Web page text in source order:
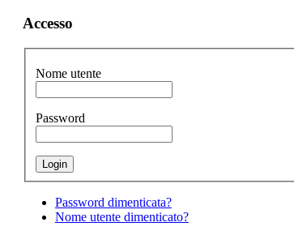
Accesso
Nome utente
Password
Password dimenticata?
Nome utente dimenticato?